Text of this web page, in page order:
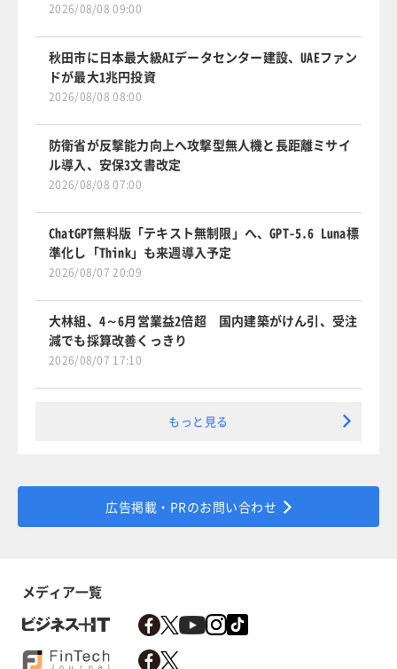
2026/08/08 09:00
秋田市に日本最大級AIデータセンター建設、UAEファン
ドが最大1兆円投資
2026/08/08 08:00
防衛省が反撃能力向上へ攻撃型無人機と長距離ミサイ
ル導入、安保3文書改定
2026/08/08 07:00
ChatGPT無料版「テキスト無制限」へ、GPT-5.6 Luna標
準化し「Think」も来週導入予定
2026/08/07 20:09
大林組、4～6月営業益2倍超 国内建築がけん引、受注
減でも採算改善くっきり
2026/08/07 17:10
もっと見る
広告掲載・PRのお問い合わせ
メディア一覧